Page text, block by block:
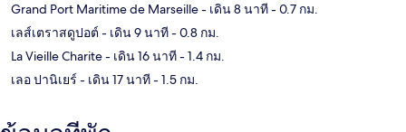
Grand Port Maritime de Marseille- เดิน 8 นาที- 0.7 กม.
เลส์เตราสดูปอต์ - เดิน 9 นาที- 0.8 กม.
La Vieille Charite- เดิน 16 นาที- 1.4 กม.
เลอ ปานิเยร์ - เดิน 17 นาที- 1.5 กม.